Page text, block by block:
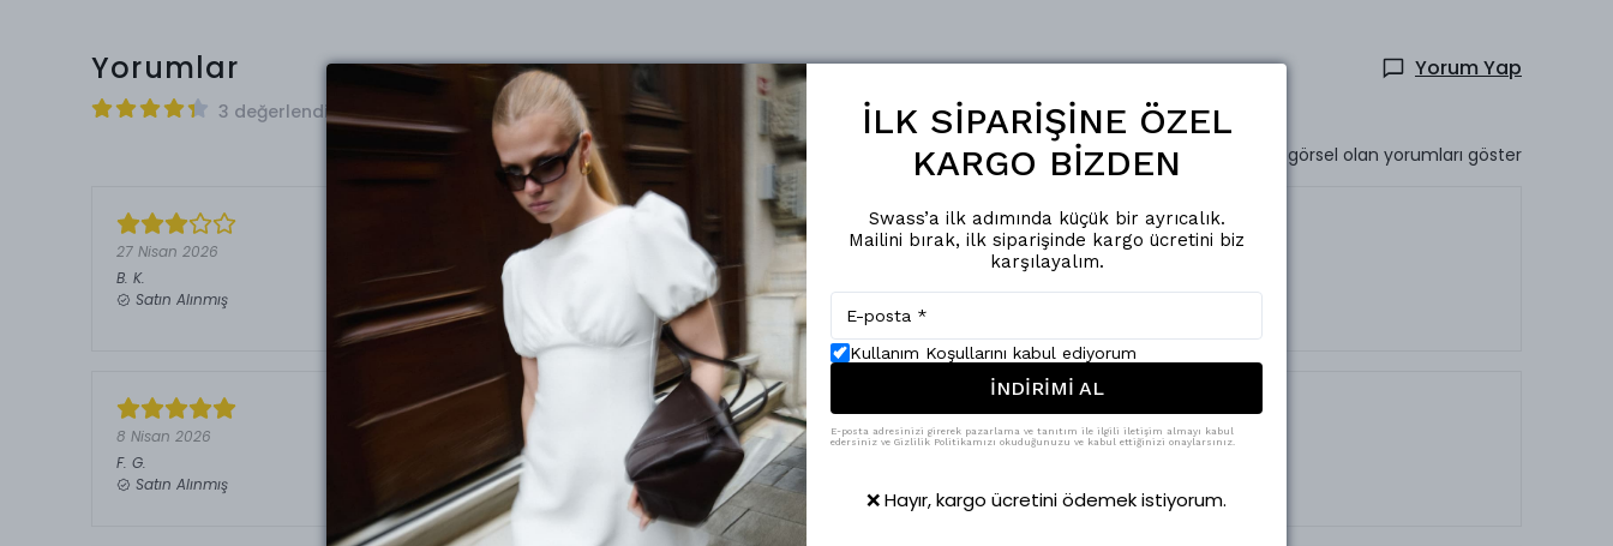
Yorumlar Yorum Yap
3 değerlendirmeye göre
Sadece görsel olan yorumları göster
27 Nisan 2026
B. K.
Satın Alınmış
8 Nisan 2026
F. G.
Satın Alınmış
İLK SİPARİŞİNE ÖZEL
KARGO BİZDEN
Swass’a ilk adımında küçük bir ayrıcalık.
Mailini bırak, ilk siparişinde kargo ücretini biz
karşılayalım.
Kullanım Koşullarını kabul ediyorum
İNDİRİMİ AL
E-posta adresinizi girerek pazarlama ve tanıtım ile ilgili iletişim almayı kabul
edersiniz ve Gizlilik Politikamızı okuduğunuzu ve kabul ettiğinizi onaylarsınız.
❌ Hayır, kargo ücretini ödemek istiyorum.